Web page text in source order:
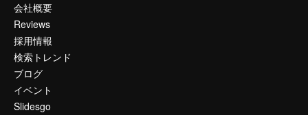
会社概要
Reviews
採用情報
検索トレンド
ブログ
イベント
Slidesgo